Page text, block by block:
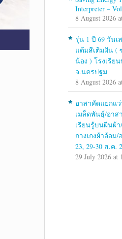
Interpreter –
8 August 2026
รุ่น 1 ปี 69 วันเ
แต้มสีเติมฝัน (
น้อง ) โรงเรีย
จ.นครปฐม
8 August 2026
อาสาคัดแยกแ
เมล็ดพันธุ์/อาส
เรียนรู้บนผืนผ้
กางเกงผ้าอ้อ
23, 29-30 ส.ค.
29 July 2026 at